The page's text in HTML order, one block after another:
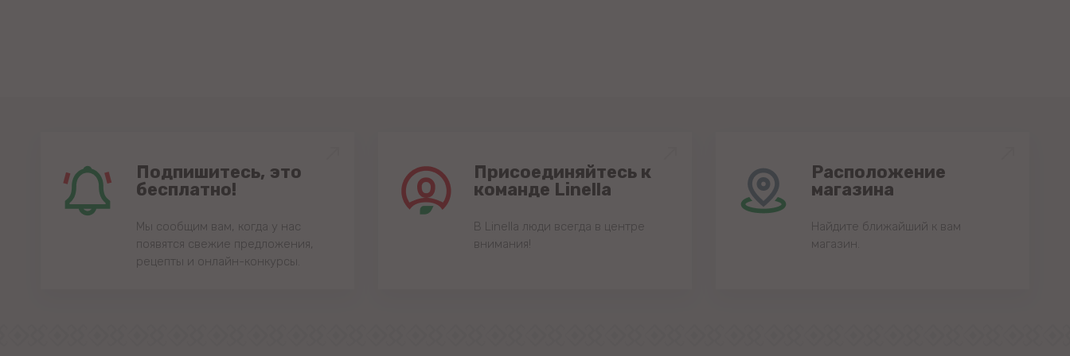
Подпишитесь, это
бесплатно!
Мы сообщим вам, когда у нас
появятся свежие предложения,
рецепты и онлайн-конкурсы.
Присоединяйтесь к
команде Linella
В Linella люди всегда в центре
внимания!
Расположение
магазина
Найдите ближайший к вам
магазин.